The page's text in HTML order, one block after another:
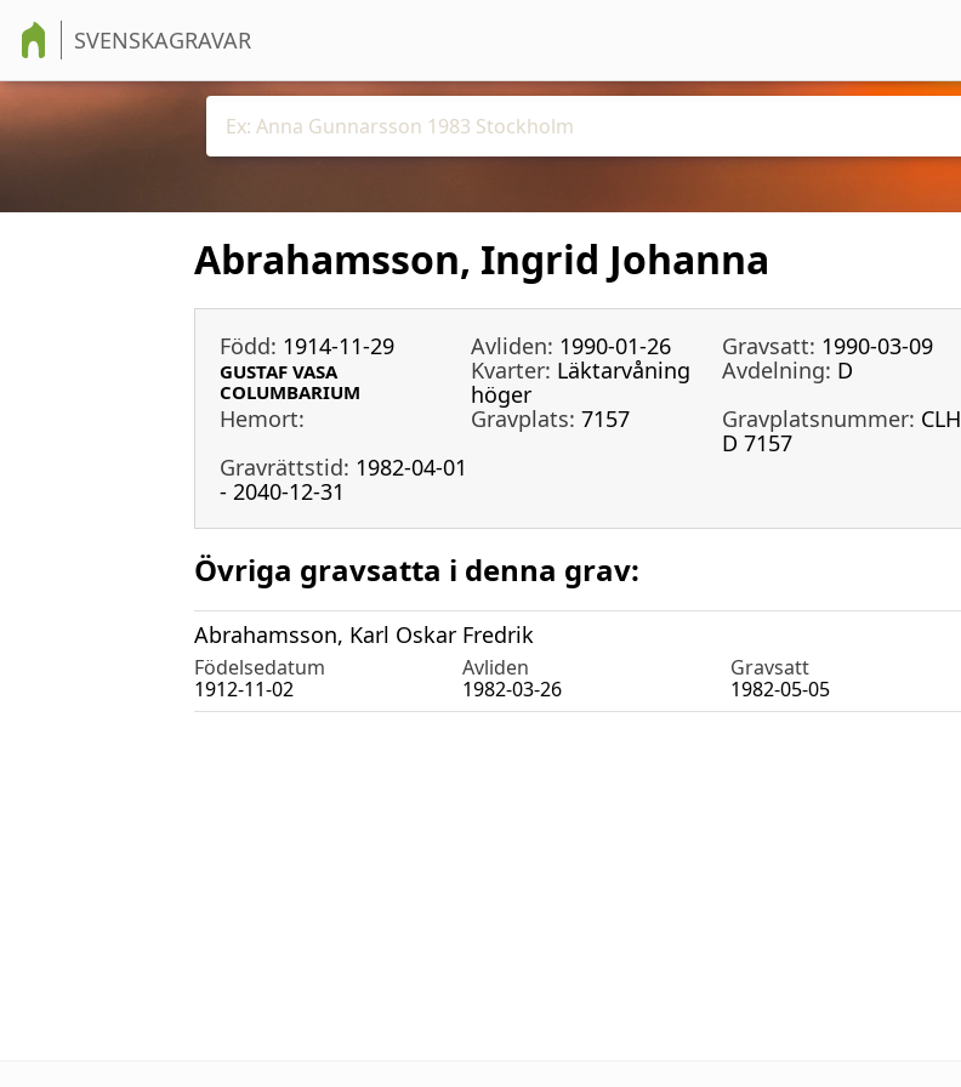
SVENSKAGRAVAR
Abrahamsson, Ingrid Johanna
Född: 1914-11-29 Avliden: 1990-01-26 Gravsatt: 1990-03-09
GUSTAF VASA
COLUMBARIUM
Kvarter: Läktarvåning
höger
Avdelning: D
Hemort:
Gravplats: 7157 Gravplatsnummer: CLH
D 7157
Gravrättstid: 1982-04-01
- 2040-12-31
Övriga gravsatta i denna grav:
Abrahamsson, Karl Oskar Fredrik
Födelsedatum Avliden
Gravsatt
1912-11-02
1982-03-26 1982-05-05